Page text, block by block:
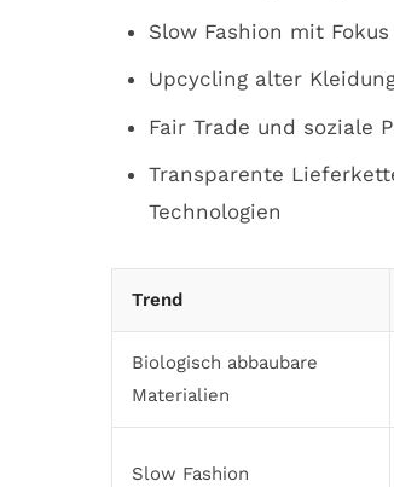
Slow Fashion mit
Upcycling alter
Fair Trade und soziale
Transparente
Technologien
Trend
Biologisch abbaubare
Materialien
Slow Fashion